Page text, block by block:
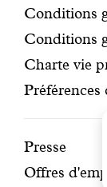
Conditions
Conditions
Charte vie
Préférences
notre
Presse
Offres